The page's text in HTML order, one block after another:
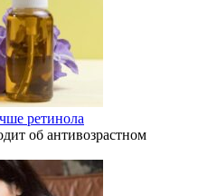
ретинола
об антивозрастном